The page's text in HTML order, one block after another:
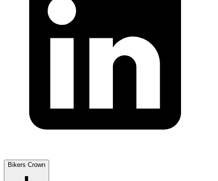
Bikers Crown